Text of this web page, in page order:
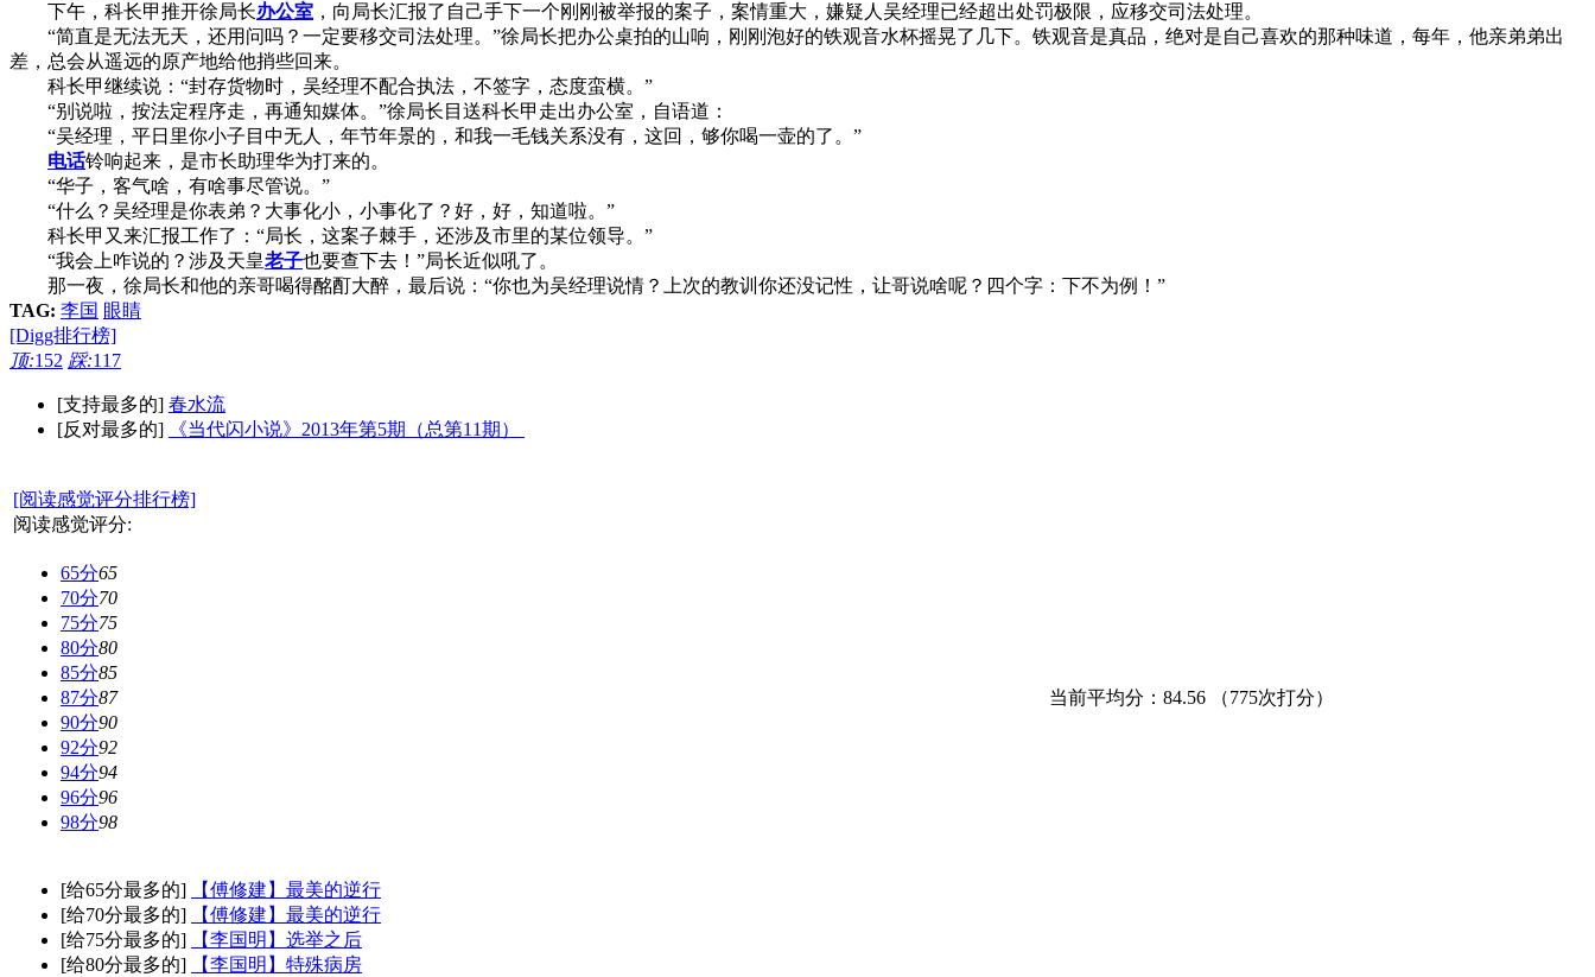
下午，科长甲推开徐局长办公室 ，向局长汇报了自己手下一个刚刚被举报的案子，案情重大，嫌疑人吴经理已经超出处罚极限，应移交司法处理。
“简直是无法无天，还用问吗？一定要移交司法处理。”徐局长把办公桌拍的山响，刚刚泡好的铁观音水杯摇晃了几下。铁观音是真品，绝对是自己喜欢的那种味道，每年，他亲弟弟出
差，总会从遥远的原产地给他捎些回来。
科长甲继续说：“封存货物时，吴经理不配合执法，不签字，态度蛮横。”
“别说啦，按法定程序走，再通知媒体。”徐局长目送科长甲走出办公室，自语道：
“吴经理，平日里你小子目中无人，年节年景的，和我一毛钱关系没有，这回，够你喝一壶的了。”
电话铃响起来，是市长助理华为打来的。
“华子，客气啥，有啥事尽管说。”
“什么？吴经理是你表弟？大事化小，小事化了？好，好，知道啦。”
科长甲又来汇报工作了：“局长，这案子棘手，还涉及市里的某位领导。”
“我会上咋说的？涉及天皇老子也要查下去！”局长近似吼了。
那一夜，徐局长和他的亲哥喝得酩酊大醉，最后说：“你也为吴经理说情？上次的教训你还没记性，让哥说啥呢？四个字：下不为例！”
TAG: 李国 眼睛
[Digg排行榜]
顶:152 踩:117
[支持最多的] 春水流
[反对最多的]
《当代闪小说》2013年第5期（总第11期）
[阅读感觉评分排行榜]
阅读感觉评分:
65分65
70分70
75分75
80分80
85分85
87分87
90分90
92分92
94分94
96分96
98分98
当前平均分： 84.56 （775次打分）
[给65分最多的]
【傅修建】最美的逆行
[给70分最多的]
【傅修建】最美的逆行
[给75分最多的]
【李国明】选举之后
[给80分最多的]
【李国明】特殊病房